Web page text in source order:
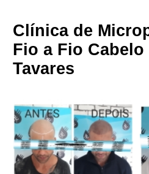
Clínica de
Fio a Fio Cabelo
Tavares